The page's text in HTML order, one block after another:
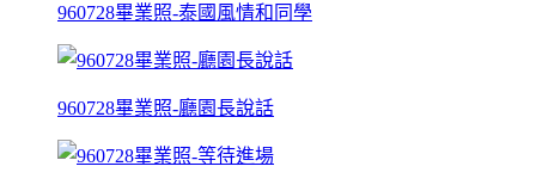
960728畢業照-泰國風情和同學
960728畢業照-廳園長說話